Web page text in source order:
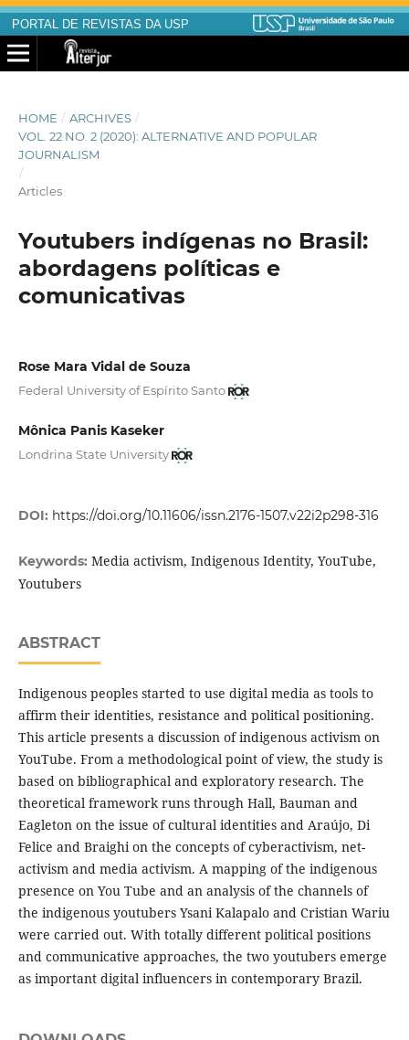
PORTAL DE REVISTAS DA USP
HOME / ARCHIVES /
VOL. 22 NO. 2 (2020): ALTERNATIVE AND POPULAR
JOURNALISM
/
Articles
Youtubers indígenas no Brasil:
abordagens políticas e
comunicativas
Rose Mara Vidal de Souza
Federal University of Espírito Santo
Mônica Panis Kaseker
Londrina State University
DOI: https://doi.org/10.11606/issn.2176-1507.v22i2p298-316
Keywords: Media activism, Indigenous Identity, YouTube,
Youtubers
ABSTRACT
Indigenous peoples started to use digital media as tools to
affirm their identities, resistance and political positioning.
This article presents a discussion of indigenous activism on
YouTube. From a methodological point of view, the study is
based on bibliographical and exploratory research. The
theoretical framework runs through Hall, Bauman and
Eagleton on the issue of cultural identities and Araújo, Di
Felice and Braighi on the concepts of cyberactivism, net-
activism and media activism. A mapping of the indigenous
presence on You Tube and an analysis of the channels of
the indigenous youtubers Ysani Kalapalo and Cristian Wariu
were carried out. With totally different political positions
and communicative approaches, the two youtubers emerge
as important digital influencers in contemporary Brazil.